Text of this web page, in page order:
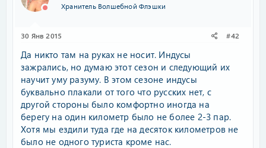
Хранитель Волшебной Флэшки
30 Янв 2015 #42
Да никто там на руках не носит. Индусы
зажрались, но думаю этот сезон и следующий их
научит уму разуму. В этом сезоне индусы
буквально плакали от того что русских нет, с
другой стороны было комфортно иногда на
берегу на один километр было не более 2-3 пар.
Хотя мы ездили туда где на десяток километров не
было не одного туриста кроме нас.